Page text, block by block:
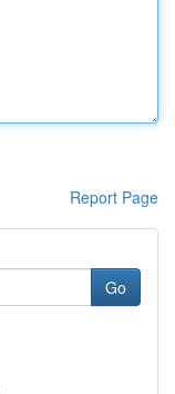
Report Page
Go